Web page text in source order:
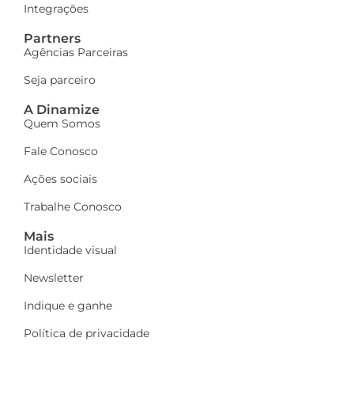
Integrações
Partners
Agências Parceiras
Seja parceiro
A Dinamize
Quem Somos
Fale Conosco
Ações sociais
Trabalhe Conosco
Mais
Identidade visual
Newsletter
Indique e ganhe
Política de privacidade